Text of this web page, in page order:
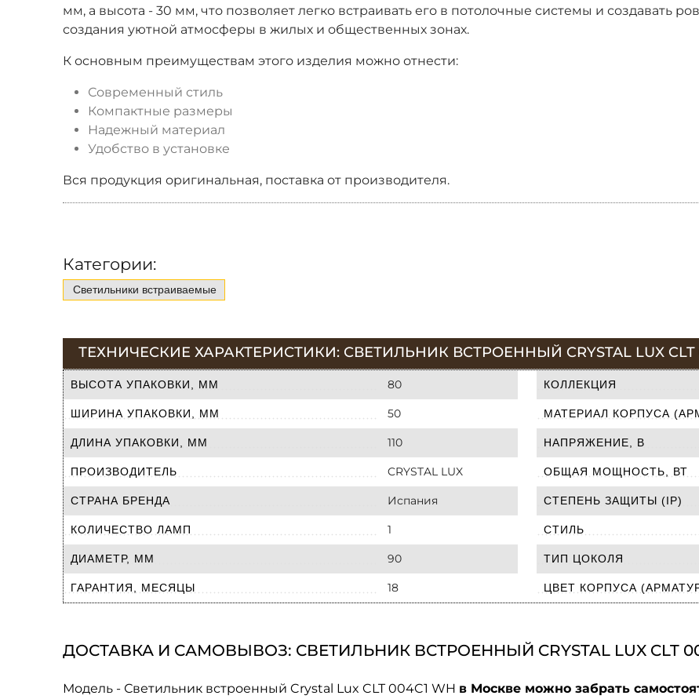
мм, а высота - 30 мм, что позволяет легко встраивать его в потолочные системы и создавать
создания уютной атмосферы в жилых и общественных зонах.
К основным преимуществам этого изделия можно отнести:
Современный стиль
Компактные размеры
Надежный материал
Удобство в установке
Вся продукция оригинальная, поставка от производителя.
Категории:
Светильники встраиваемые
ТЕХНИЧЕСКИЕ ХАРАКТЕРИСТИКИ: СВЕТИЛЬНИК ВСТРОЕННЫЙ CRYSTAL LUX CLT
ВЫСОТА УПАКОВКИ, ММ 80
ШИРИНА УПАКОВКИ, ММ 50
ДЛИНА УПАКОВКИ, ММ 110
ПРОИЗВОДИТЕЛЬ CRYSTAL LUX
СТРАНА БРЕНДА Испания
КОЛИЧЕСТВО ЛАМП 1
ДИАМЕТР, ММ 90
ГАРАНТИЯ, МЕСЯЦЫ 18
КОЛЛЕКЦИЯ
МАТЕРИАЛ КОРПУСА
НАПРЯЖЕНИЕ, В
ОБЩАЯ МОЩНОСТЬ, ВТ
СТЕПЕНЬ ЗАЩИТЫ (IP)
СТИЛЬ
ТИП ЦОКОЛЯ
ЦВЕТ КОРПУСА
ДОСТАВКА И САМОВЫВОЗ: СВЕТИЛЬНИК ВСТРОЕННЫЙ CRYSTAL LUX CLT
Модель - Светильник встроенный Crystal Lux CLT 004C1 WH в Москве можно забрать